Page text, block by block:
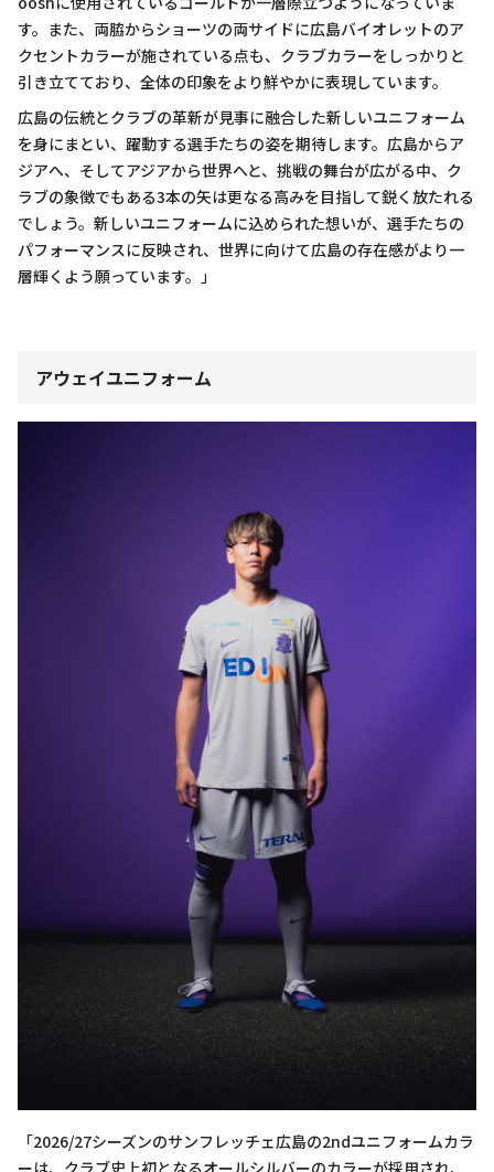
す。また、両脇からショーツの両サイドに広島バイオレットのア
クセントカラーが施されている点も、クラブカラーをしっかりと
引き立てており、全体の印象をより鮮やかに表現しています。
広島の伝統とクラブの革新が見事に融合した新しいユニフォーム
を身にまとい、躍動する選手たちの姿を期待します。広島からア
ジアへ、そしてアジアから世界へと、挑戦の舞台が広がる中、ク
ラブの象徴でもある3本の矢は更なる高みを目指して鋭く放たれる
でしょう。新しいユニフォームに込められた想いが、選手たちの
パフォーマンスに反映され、世界に向けて広島の存在感がより一
層輝くよう願っています。」
アウェイユニフォーム
「2026/27シーズンのサンフレッチェ広島の2ndユニフォームカラ